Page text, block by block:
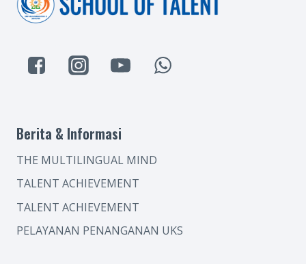
Berita & Informasi
THE MULTILINGUAL MIND
TALENT ACHIEVEMENT
TALENT ACHIEVEMENT
PELAYANAN PENANGANAN UKS